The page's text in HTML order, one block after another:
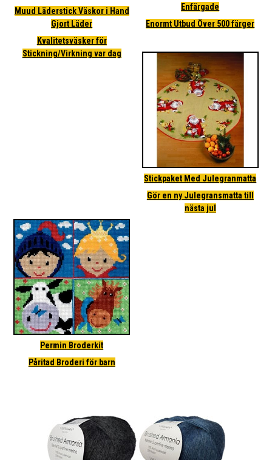
Muud Läderstick Väskor i Hand
Gjort Läder
Kvalitetsväsker för
Stickning/Virkning var dag
Enfärgade
Enormt Utbud Över 500 färger
Stickpaket Med Julegranmatta
Gör en ny Julegransmatta till
nästa jul
Permin Broderkit
Påritad Broderi för barn